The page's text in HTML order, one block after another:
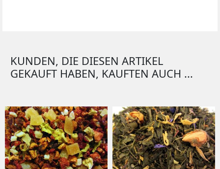
KUNDEN, DIE DIESEN ARTIKEL
GEKAUFT HABEN, KAUFTEN AUCH ...